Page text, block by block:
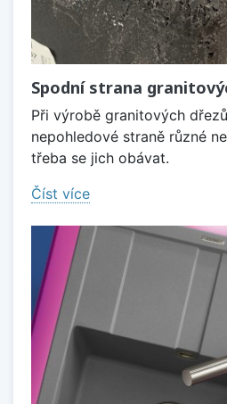
Spodní strana
Při výrobě granitových
nepohledové straně různé
třeba se jich obávat.
Číst více